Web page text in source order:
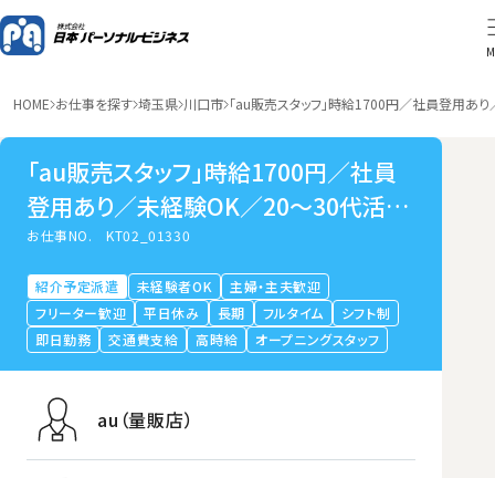
HOME お仕事を探す 埼玉県 川口市 「au販売スタッフ」時給1700円／社員登用
「au販売スタッフ」時給1700円／社員
登用あり／未経験OK／20～30代活躍
中／川口市
お仕事NO.KT02_01330
紹介予定派遣 未経験者OK
主婦・主夫歓迎
フリーター歓迎
平日休み 長期 フルタイム
シフト制
即日勤務
交通費支給 高時給 オープニングスタッフ
au（量販店）